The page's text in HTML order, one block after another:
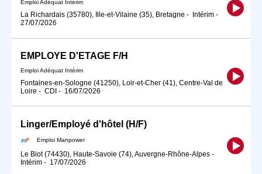
Emploi Adéquat Intérim
La Richardais (35780), Ille-et-Vilaine (35), Bretagne - Intérim -
27/07/2026
EMPLOYE D'ETAGE F/H
Emploi Adéquat Intérim
Fontaines-en-Sologne (41250), Loir-et-Cher (41), Centre-Val de
Loire - CDI - 16/07/2026
Linger/Employé d'hôtel (H/F)
Emploi Manpower
Le Biot (74430), Haute-Savoie (74), Auvergne-Rhône-Alpes -
Intérim - 17/07/2026